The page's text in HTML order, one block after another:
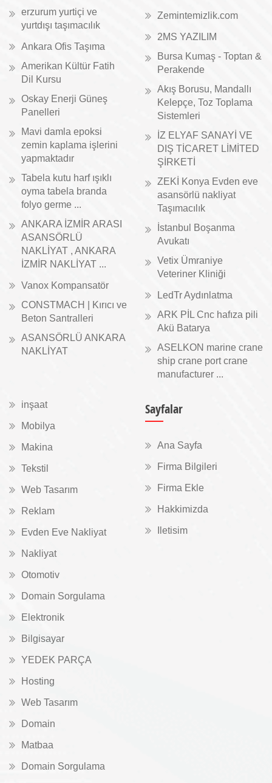
erzurum yurtiçi ve
yurtdışı taşımacılık
Ankara Ofis Taşıma
Amerikan Kültür Fatih
Dil Kursu
Oskay Enerji Güneş
Panelleri
Mavi damla epoksi
zemin kaplama işlerini
yapmaktadır
Tabela kutu harf ışıklı
oyma tabela branda
folyo germe ...
ANKARA İZMİR ARASI
ASANSÖRLÜ
NAKLİYAT , ANKARA
İZMİR NAKLİYAT ...
Vanox Kompansatör
CONSTMACH | Kırıcı ve
Beton Santralleri
ASANSÖRLÜ ANKARA
NAKLİYAT
Zemintemizlik.com
2MS YAZILIM
Bursa Kumaş - Toptan &
Perakende
Akış Borusu, Mandallı
Kelepçe, Toz Toplama
Sistemleri
İZ ELYAF SANAYİ VE
DIŞ TİCARET LİMİTED
ŞİRKETİ
ZEKİ Konya Evden eve
asansörlü nakliyat
Taşımacılık
İstanbul Boşanma
Avukatı
Vetix Ümraniye
Veteriner Kliniği
LedTr Aydınlatma
ARK PİL Cnc hafıza pili
Akü Batarya
ASELKON marine crane
ship crane port crane
manufacturer ...
inşaat
Mobilya
Makina
Tekstil
Web Tasarım
Reklam
Evden Eve Nakliyat
Nakliyat
Otomotiv
Domain Sorgulama
Elektronik
Bilgisayar
YEDEK PARÇA
Hosting
Web Tasarım
Domain
Matbaa
Domain Sorgulama
Sayfalar
Ana Sayfa
Firma Bilgileri
Firma Ekle
Hakkimizda
Iletisim